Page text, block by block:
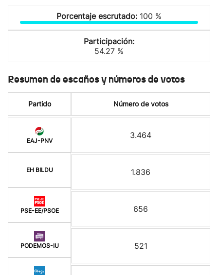
Porcentaje escrutado: 100 %
Participación:
54.27 %
Resumen de escaños y números de votos
Partido
EAJ-PNV
EH BILDU
PSE-EE/PSOE
PODEMOS-IU
Número de votos
3.464
1.836
656
521